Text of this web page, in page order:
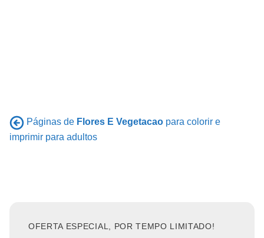
Páginas de Flores E Vegetacao para colorir e
imprimir para adultos
OFERTA ESPECIAL, POR TEMPO LIMITADO!